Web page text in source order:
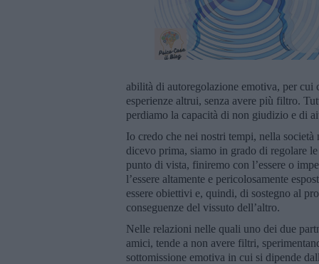
abilità di autoregolazione emotiva, per cui
esperienze altrui, senza avere più filtro.
perdiamo la capacità di non giudizio e di
Io credo che nei nostri tempi, nella società
dicevo prima, siamo in grado di regolare
punto di vista, finiremo con l’essere o
l’essere altamente e pericolosamente
essere obiettivi e, quindi, di sostegno al
conseguenze del vissuto dell’altro.
Nelle relazioni nelle quali uno dei due
amici, tende a non avere filtri,
sottomissione emotiva in cui si dipende